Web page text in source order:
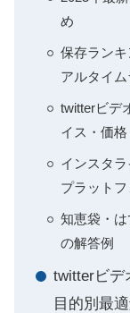
め
保存ラン
アルタイ
twitterビデ
イス・価格
インスタ
プラット
知恵袋・
の解答例
twitterビデ
目的別最